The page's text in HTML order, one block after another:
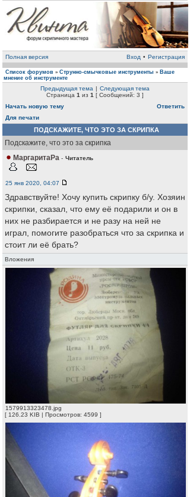
Полная версия Вход • Регистрация
Список форумов » Струнно-смычковые инструменты » Ваше
мнение об инструменте
Предыдущая тема | Следующая тема
Страница 1 из 1 [ Сообщений: 3 ]
Начать новую тему
Ответить
Для печати
ПОДСКАЖИТЕ, ЧТО ЭТО ЗА СКРИПКА
Подскажите, что это за скрипка
МаргаритаРа - Читатель
25 янв 2020, 04:07
Здравствуйте! Хочу купить скрипку б/у. Хозяин
скрипки, сказал, что ему её подарили и он в
них не разбирается и не разу на ней не
играл, помогите разобраться что за скрипка и
стоит ли её брать?
Вложения
1579913323478.jpg
[ 126.23 KIB | Просмотров: 4599 ]